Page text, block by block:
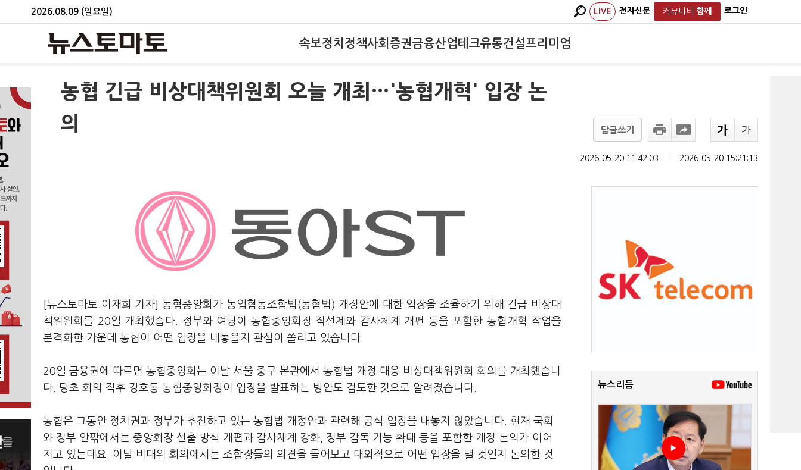
2026.08.09 (일요일) LIVE 전자신문 커뮤니티 함께 로그인
속보정치 정책사회 증권금융산업테크유통건설프리미엄
농협 긴급 비상대책위원회 오늘 개최…'농협개혁' 입장 논
의
답글쓰기
2026-05-20 11:42:03 2026-05-20 15:21:13
[뉴스토마토 이재희 기자] 농협중앙회가 농업협동조합법(농협법) 개정안에 대한 입장을 조율하기 위해 긴급 비상대
책위원회를 20일 개최했습다. 정부와 여당이 농협중앙회장 직선제와 감사체계 개편 등을 포함한 농협개혁 작업을
본격화한 가운데 농협이 어떤 입장을 내놓을지 관심이 쏠리고 있습니다.
20일 금융권에 따르면 농협중앙회는 이날 서울 중구 본관에서 농협법 개정 대응 비상대책위원회 회의를 개최했습니
다. 당초 회의 직후 강호동 농협중앙회장이 입장을 발표하는 방안도 검토한 것으로 알려졌습니다.
농협은 그동안 정치권과 정부가 추진하고 있는 농협법 개정안과 관련해 공식 입장을 내놓지 않았습니다. 현재 국회
와 정부 안팎에서는 중앙회장 선출 방식 개편과 감사체계 강화, 정부 감독 기능 확대 등을 포함한 개정 논의가 이어
지고 있는데요. 이날 비대위 회의에서는 조합장들의 의견을 들어보고 대외적으로 어떤 입장을 낼 것인지 논의한 것
뉴스리듬